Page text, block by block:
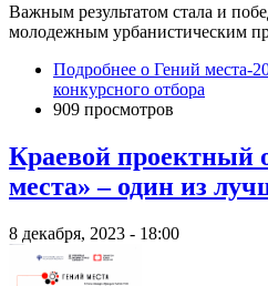
Важным результатом стала и
молодежным урбанистическим
Подробнее о Гений места-
конкурсного отбора
909 просмотров
Краевой проектный
места» – один из
8 декабря, 2023 - 18:00